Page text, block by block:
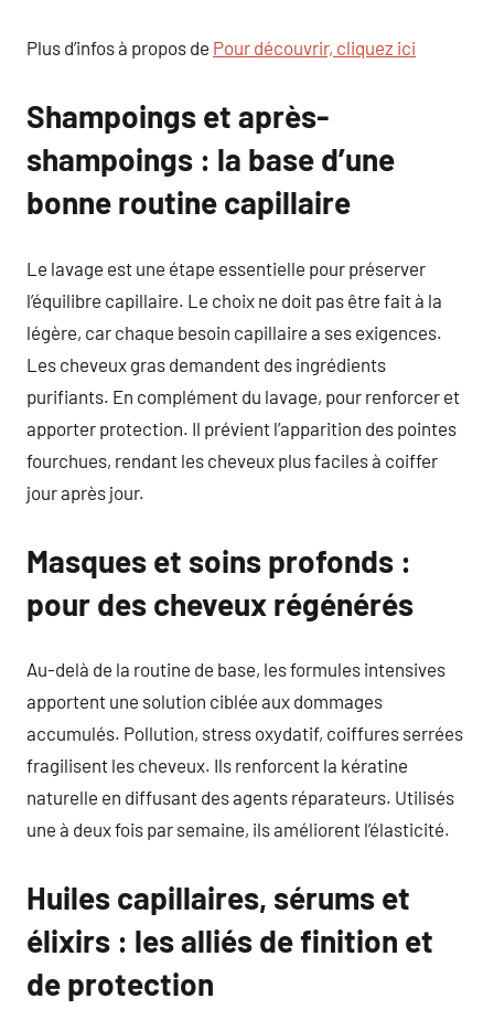
Plus d’infos à propos de Pour découvrir, cliquez ici
Shampoings et après-
shampoings : la base d’une
bonne routine capillaire
Le lavage est une étape essentielle pour préserver
l’équilibre capillaire. Le choix ne doit pas être fait à la
légère, car chaque besoin capillaire a ses exigences.
Les cheveux gras demandent des ingrédients
purifiants. En complément du lavage, pour renforcer et
apporter protection. Il prévient l’apparition des pointes
fourchues, rendant les cheveux plus faciles à coiffer
jour après jour.
Masques et soins profonds :
pour des cheveux régénérés
Au-delà de la routine de base, les formules intensives
apportent une solution ciblée aux dommages
accumulés. Pollution, stress oxydatif, coiffures serrées
fragilisent les cheveux. Ils renforcent la kératine
naturelle en diffusant des agents réparateurs. Utilisés
une à deux fois par semaine, ils améliorent l’élasticité.
Huiles capillaires, sérums et
élixirs : les alliés de finition et
de protection